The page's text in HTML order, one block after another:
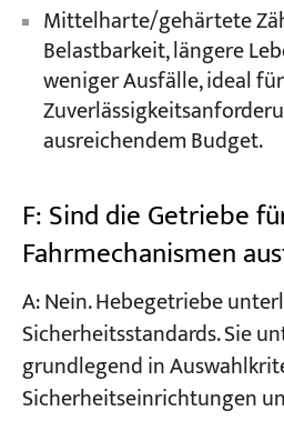
Mittelharte/gehärtete
Belastbarkeit, längere
weniger Ausfälle, ideal
ausreichendem Budget.
F: Sind die Getriebe
Fahrmechanismen
A: Nein. Hebegetriebe
Sicherheitsstandards. Sie
grundlegend in
Sicherheitseinrichtungen